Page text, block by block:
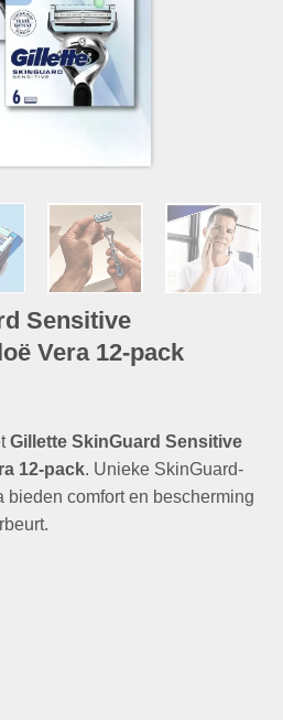
Sensitive
Vera 12-pack
Gillette SkinGuard Sensitive
12-pack. Unieke SkinGuard-
bieden comfort en bescherming